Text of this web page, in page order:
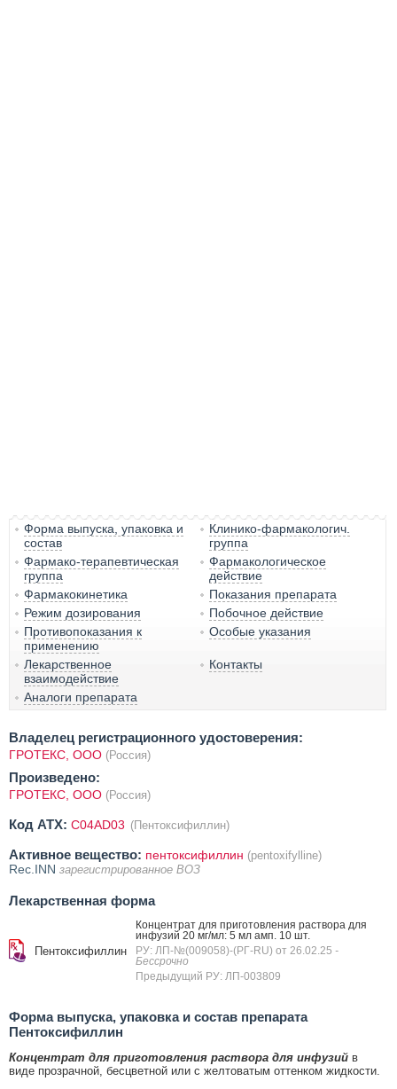
Форма выпуска, упаковка и
состав
Клинико-фармакологич.
группа
Фармако-терапевтическая
группа
Фармакологическое
действие
Фармакокинетика
Показания препарата
Режим дозирования
Побочное действие
Противопоказания к
применению
Особые указания
Лекарственное
взаимодействие
Контакты
Аналоги препарата
Владелец регистрационного удостоверения:
ГРОТЕКС, ООО (Россия)
Произведено:
ГРОТЕКС, ООО (Россия)
Код ATX: C04AD03 (Пентоксифиллин)
Активное вещество: пентоксифиллин (pentoxifylline)
Rec.INN зарегистрированное ВОЗ
Лекарственная форма
Пентоксифиллин
Концентрат для приготовления раствора для
инфузий 20 мг/мл: 5 мл амп. 10 шт.
РУ: ЛП-№(009058)-(РГ-RU) от 26.02.25 -
Бессрочно
Предыдущий РУ: ЛП-003809
Форма выпуска, упаковка и состав препарата
Пентоксифиллин
Концентрат для приготовления раствора для инфузий в
виде прозрачной, бесцветной или с желтоватым оттенком жидкости.